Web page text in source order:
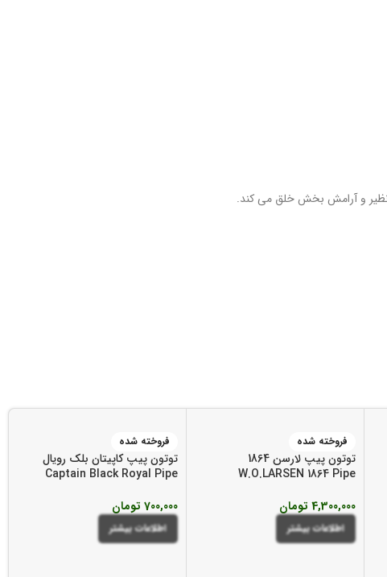
فروخته شده
توتون پیپ لارسن 1864
W.O.LARSEN 1864 Pipe
4,300,000 تومان
اطلاعات بیشتر
فروخته شده
توتون پیپ کاپیتان بلک رویال
Captain Black Royal Pipe
700,000 تومان
اطلاعات بیشتر